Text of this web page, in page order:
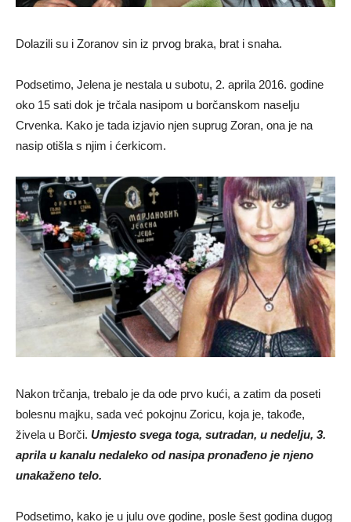
Dolazili su i Zoranov sin iz prvog braka, brat i snaha.
Podsetimo, Jelena je nestala u subotu, 2. aprila 2016. godine
oko 15 sati dok je trčala nasipom u borčanskom naselju
Crvenka. Kako je tada izjavio njen suprug Zoran, ona je na
nasip otišla s njim i ćerkicom.
Nakon trčanja, trebalo je da ode prvo kući, a zatim da poseti
bolesnu majku, sada već pokojnu Zoricu, koja je, takođe,
živela u Borči. Umjesto svega toga, sutradan, u nedelju, 3.
aprila u kanalu nedaleko od nasipa pronađeno je njeno
unakaženo telo.
Podsetimo, kako je u julu ove godine, posle šest godina dugog